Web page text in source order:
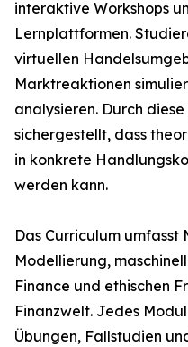
interaktive Workshops
Lernplattformen.
virtuellen
Marktreaktionen
analysieren. Durch
sichergestellt, dass
in konkrete
werden kann.
Das Curriculum
Modellierung,
Finance und ethischen
Finanzwelt. Jedes
Übungen, Fallstudien